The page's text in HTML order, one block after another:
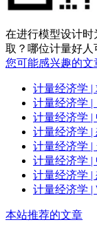
在进行模型设计
取？哪位计量好人
您可能感兴趣的文
计量经济学 |
计量经济学 |
计量经济学 |
计量经济学 |
计量经济学 |
计量经济学 |
计量经济学 |
计量经济学 |
本站推荐的文章